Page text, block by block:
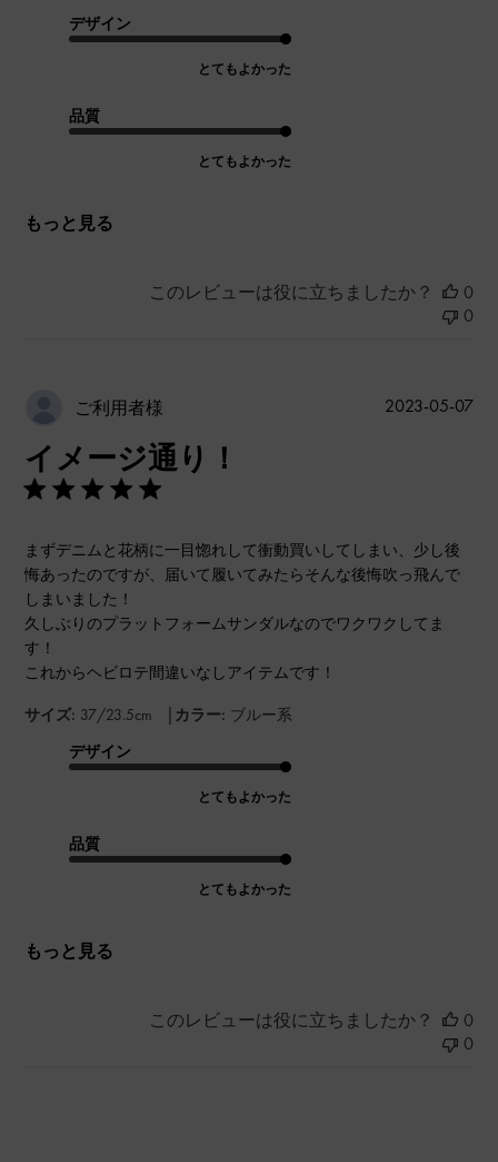
デザイン
とてもよかった
品質
とてもよかった
もっと見る
このレビューは役に立ちましたか？
0
0
ご利用者様
イメージ通り！
まずデニムと花柄に一目惚れして衝動買いしてしまい、少し後
悔あったのですが、届いて履いてみたらそんな後悔吹っ飛んで
しまいました！
久しぶりのプラットフォームサンダルなのでワクワクしてま
す！
これからヘビロテ間違いなしアイテムです！
サイズ: 37/23.5cm | カラー: ブルー系
デザイン
とてもよかった
品質
とてもよかった
もっと見る
公
2023-05-07
このレビューは役に立ちましたか？
0
0